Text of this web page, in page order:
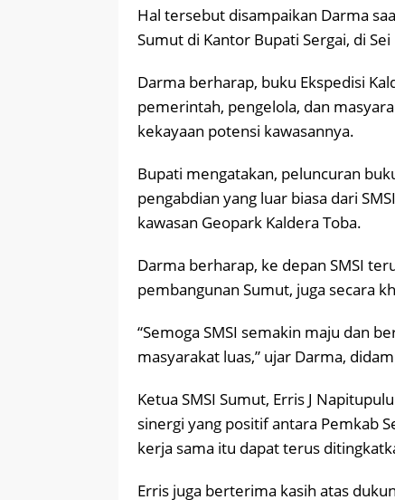
Hal tersebut disampaikan Darma
Sumut di Kantor Bupati Sergai, di
Darma berharap, buku Ekspedisi
pemerintah, pengelola, dan
kekayaan potensi kawasannya.
Bupati mengatakan, peluncuran
pengabdian yang luar biasa dari
kawasan Geopark Kaldera Toba.
Darma berharap, ke depan SMSI
pembangunan Sumut, juga secara
“Semoga SMSI semakin maju dan
masyarakat luas,” ujar Darma,
Ketua SMSI Sumut, Erris J
sinergi yang positif antara Pemkab
kerja sama itu dapat terus
Erris juga berterima kasih atas